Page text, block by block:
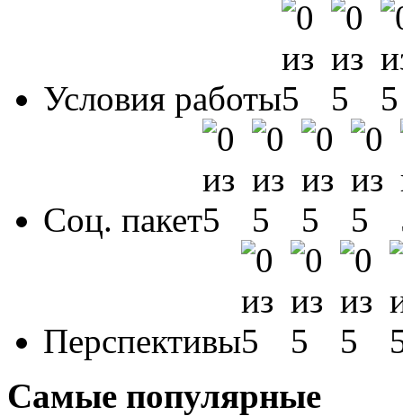
Условия работы
Соц. пакет
Перспективы
Самые популярные